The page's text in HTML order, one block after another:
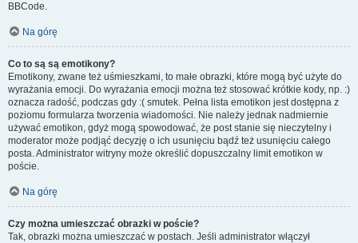
BBCode.
Na górę
Co to są są emotikony?
Emotikony, zwane też uśmieszkami, to małe obrazki, które mogą być użyte do
wyrażania emocji. Do wyrażania emocji można też stosować krótkie kody, np. :)
oznacza radość, podczas gdy :( smutek. Pełna lista emotikon jest dostępna z
poziomu formularza tworzenia wiadomości. Nie należy jednak nadmiernie
używać emotikon, gdyż mogą spowodować, że post stanie się nieczytelny i
moderator może podjąć decyzję o ich usunięciu bądź też usunięciu całego
posta. Administrator witryny może określić dopuszczalny limit emotikon w
poście.
Na górę
Czy można umieszczać obrazki w poście?
Tak, obrazki można umieszczać w postach. Jeśli administrator włączył